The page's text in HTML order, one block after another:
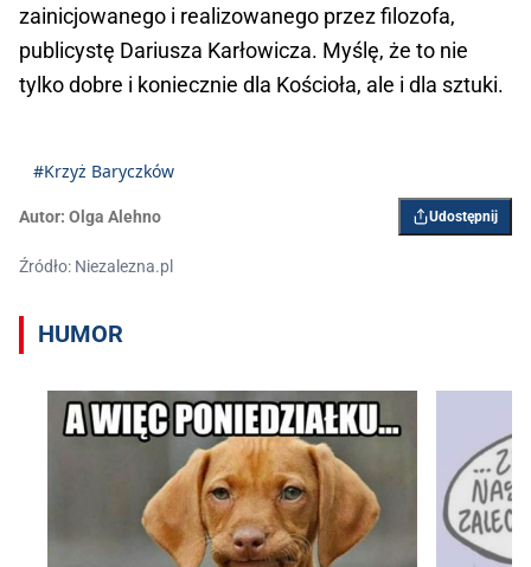
zainicjowanego i realizowanego przez filozofa,
publicystę Dariusza Karłowicza. Myślę, że to nie
tylko dobre i koniecznie dla Kościoła, ale i dla sztuki.
#Krzyż Baryczków
Autor: Olga Alehno Udostępnij
Źródło: Niezalezna.pl
HUMOR